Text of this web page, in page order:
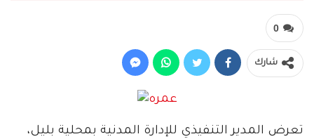
0
شارك
تعرض المدير التنفيذي للإدارة المدنية بمحلية بليل،